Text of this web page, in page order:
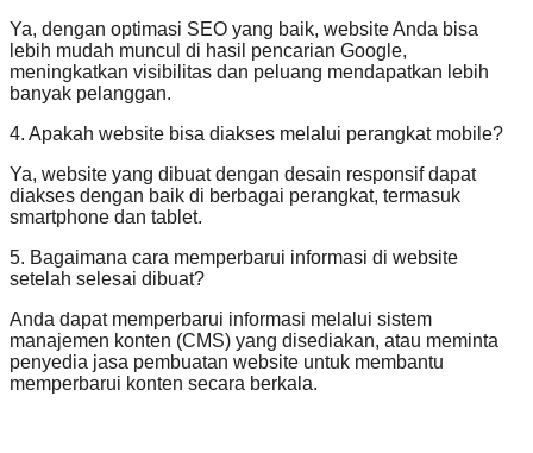
Ya, dengan optimasi SEO yang baik, website Anda bisa
lebih mudah muncul di hasil pencarian Google,
meningkatkan visibilitas dan peluang mendapatkan lebih
banyak pelanggan.
4. Apakah website bisa diakses melalui perangkat mobile?
Ya, website yang dibuat dengan desain responsif dapat
diakses dengan baik di berbagai perangkat, termasuk
smartphone dan tablet.
5. Bagaimana cara memperbarui informasi di website
setelah selesai dibuat?
Anda dapat memperbarui informasi melalui sistem
manajemen konten (CMS) yang disediakan, atau meminta
penyedia jasa pembuatan website untuk membantu
memperbarui konten secara berkala.